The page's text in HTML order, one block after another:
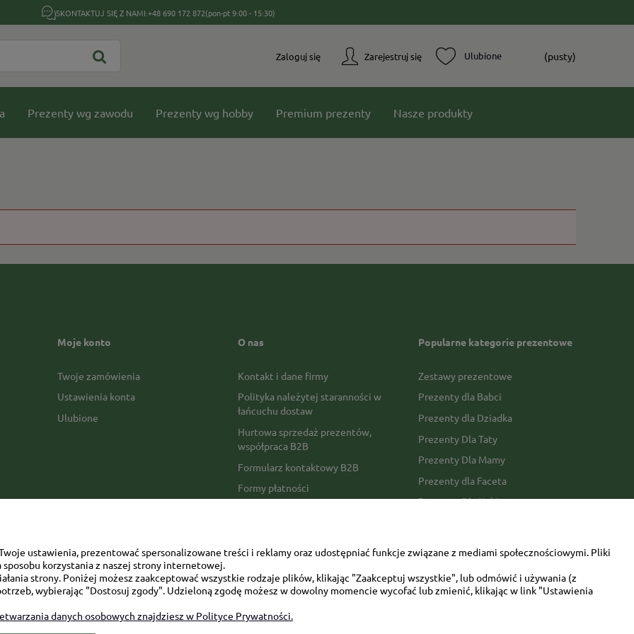
SKONTAKTUJ SIĘ Z NAMI:+48 690 172 872(pon-pt 9:00 - 15:30)
Zarejestruj się
Zaloguj się (pusty)
Prezenty wg zawodu Prezenty wg hobby Premium prezenty Nasze produkty
Moje konto
Twoje zamówienia
Ustawienia konta
Ulubione
O nas
Kontakt i dane firmy
Polityka należytej staranności w
łańcuchu dostaw
Hurtowa sprzedaż prezentów,
współpraca B2B
Formularz kontaktowy B2B
Formy płatności
Opinie Trustmate
Mapa kategorii
Popularne kategorie prezentowe
Zestawy prezentowe
Prezenty dla Babci
Prezenty dla Dziadka
Prezenty Dla Taty
Prezenty Dla Mamy
Prezenty dla Faceta
Prezenty Dla Kobiety
ustawienia, prezentować spersonalizowane treści i reklamy oraz udostępniać funkcje związane z mediami społecznościowymi. Pliki
korzystania z naszej strony internetowej.
strony. Poniżej możesz zaakceptować wszystkie rodzaje plików, klikając "Zaakceptuj wszystkie", lub odmówić i używania (z
wybierając "Dostosuj zgody". Udzieloną zgodę możesz w dowolny momencie wycofać lub zmienić, klikając w link "Ustawienia
danych osobowych znajdziesz w Polityce Prywatności.